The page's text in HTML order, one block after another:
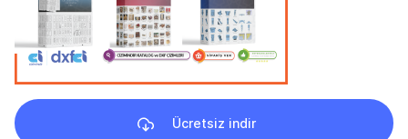
Ücretsiz indir